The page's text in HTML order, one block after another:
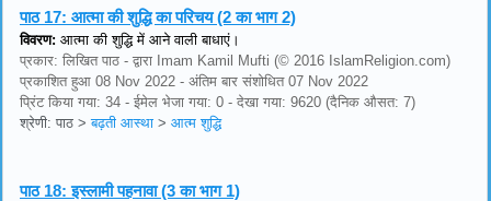
पाठ 17: आत्मा की शुद्धि का परिचय (2 का भाग 2)
विवरण: आत्मा की शुद्धि में आने वाली बाधाएं।
प्रकार: लिखित पाठ - द्वारा Imam Kamil Mufti (© 2016 IslamReligion.com)
प्रकाशित हुआ 08 Nov 2022 - अंतिम बार संशोधित 07 Nov 2022
प्रिंट किया गया: 34 - ईमेल भेजा गया: 0 - देखा गया: 9620 (दैनिक औसत: 7)
श्रेणी: पाठ >बढ़ती आस्था > आत्म शुद्धि
पाठ 18:इस्लामी पहनावा (3 का भाग 1)